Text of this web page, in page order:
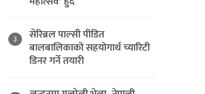
३ सेरिब्रल पाल्सी पीडित
बालबालिकाको सहयोगार्थ च्यारिटी
डिनर गर्ने तयारी